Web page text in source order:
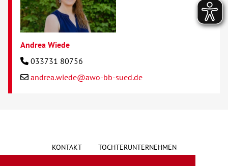
Andrea Wiede
033731 80756
andrea.wiede@awo-bb-sued.de
KONTAKT TOCHTERUNTERNEHMEN